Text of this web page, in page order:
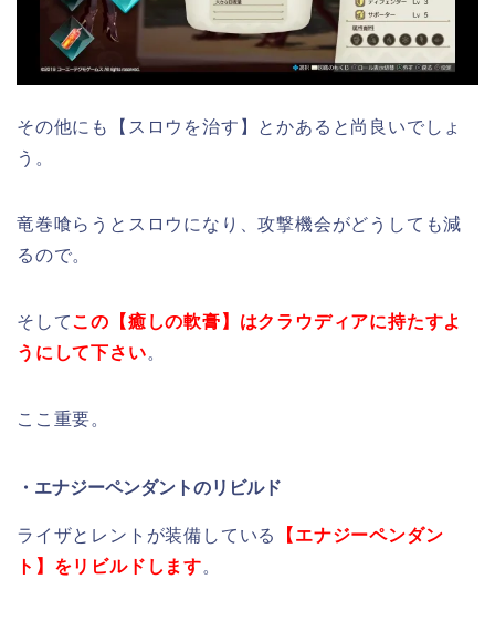
その他にも【スロウを治す】とかあると尚良いでしょ
う。
竜巻喰らうとスロウになり、攻撃機会がどうしても減
るので。
そしてこの 【癒しの軟膏】はクラウディアに持たすよ
うにして下さい。
ここ重要。
・エナジーペンダントのリビルド
ライザとレントが装備している
【エナジーペンダン
ト】をリビルドします。